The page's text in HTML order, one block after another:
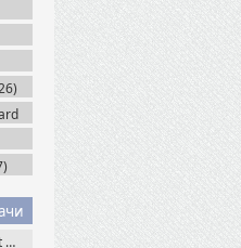
GTA 5 на ПК / PC / Grand Theft Auto V: Premium Edition (2015) Steam-Rip